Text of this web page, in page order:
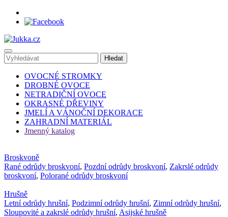
OVOCNÉ STROMKY
DROBNÉ OVOCE
NETRADIČNÍ OVOCE
OKRASNÉ DŘEVINY
JMELÍ A VÁNOČNÍ DEKORACE
ZAHRADNÍ MATERIÁL
Jmenný katalog
Broskvoně
Rané odrůdy broskvoní, Pozdní odrůdy broskvoní, Zakrslé odrůdy
broskvoní, Polorané odrůdy broskvoní
Hrušně
Letní odrůdy hrušní, Podzimní odrůdy hrušní, Zimní odrůdy hrušní,
Sloupovité a zakrslé odrůdy hrušní, Asijské hrušně